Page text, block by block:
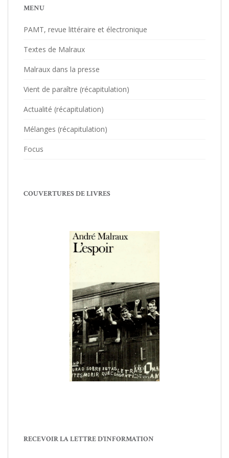
MENU
PAMT, revue littéraire et électronique
Textes de Malraux
Malraux dans la presse
Vient de paraître (récapitulation)
Actualité (récapitulation)
Mélanges (récapitulation)
Focus
COUVERTURES DE LIVRES
RECEVOIR LA LETTRE D’INFORMATION